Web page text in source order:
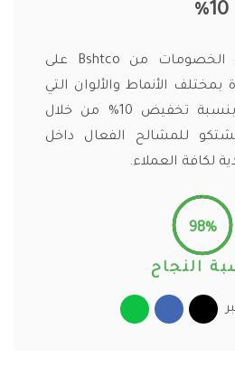
10%
احصل الان على اقوى الخصومات من Bshtco على
بمختلف الأنماط والألوان التي
تناسب جميع الأذواق بنسبة تخفيض 10% من خلال
للمشالح الفعال داخل
لكافة العملاء.
98%
النجاح